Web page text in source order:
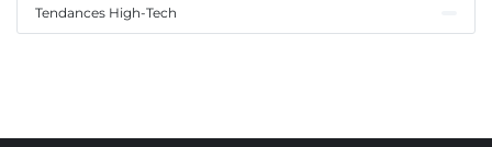
Tendances High-Tech